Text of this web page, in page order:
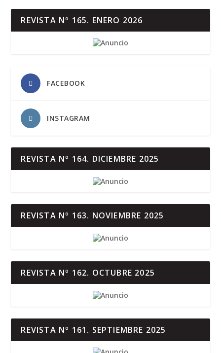
REVISTA Nº 165. ENERO 2026
FACEBOOK
INSTAGRAM
REVISTA Nº 164. DICIEMBRE 2025
REVISTA Nº 163. NOVIEMBRE 2025
REVISTA Nº 162. OCTUBRE 2025
REVISTA Nº 161. SEPTIEMBRE 2025